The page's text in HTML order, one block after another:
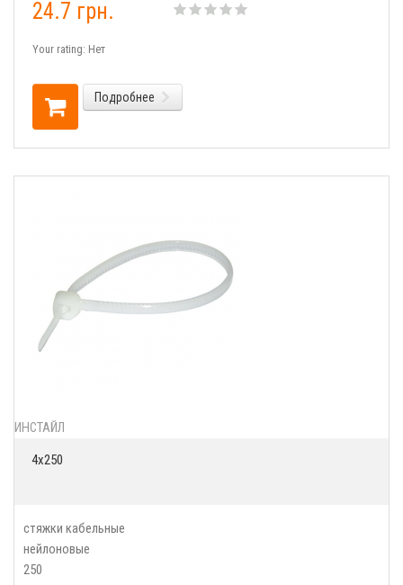
24.7 грн.
Your rating: Нет
Подробнее
ИНСТАЙЛ
4х250
стяжки кабельные
нейлоновые
250